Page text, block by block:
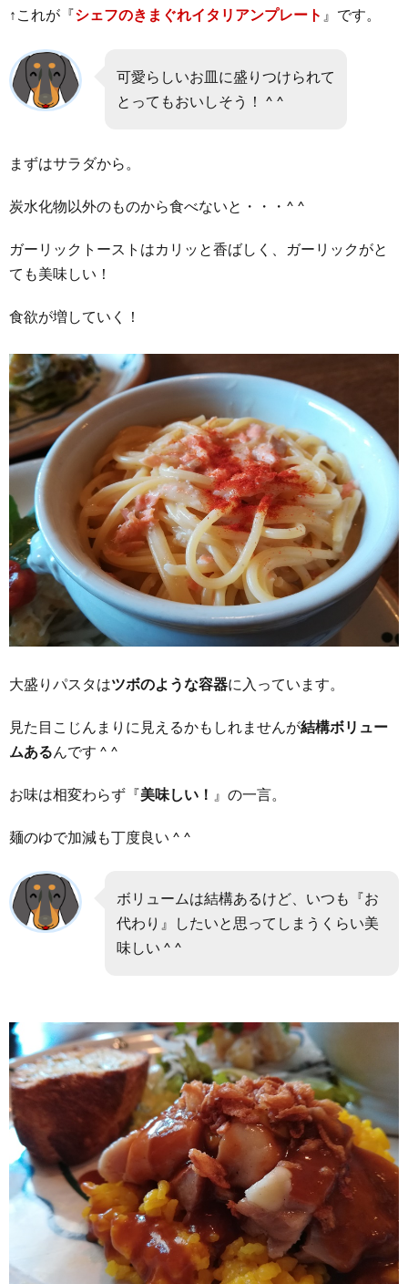
↑これが『シェフのきまぐれイタリアンプレート 』です。
可愛らしいお皿に盛りつけられて
とってもおいしそう！ ^ ^
まずはサラダから。
炭水化物以外のものから食べないと・・・^ ^
ガーリックトーストはカリッと香ばしく、ガーリックがと
ても美味しい！
食欲が増していく！
大盛りパスタはツボのような容器に入っています。
見た目こじんまりに見えるかもしれませんが結構ボリュー
ムあるんです ^ ^
お味は相変わらず『美味しい！ 』の一言。
麺のゆで加減も丁度良い ^ ^
ボリュームは結構あるけど、いつも『お
代わり』したいと思ってしまうくらい美
味しい ^ ^